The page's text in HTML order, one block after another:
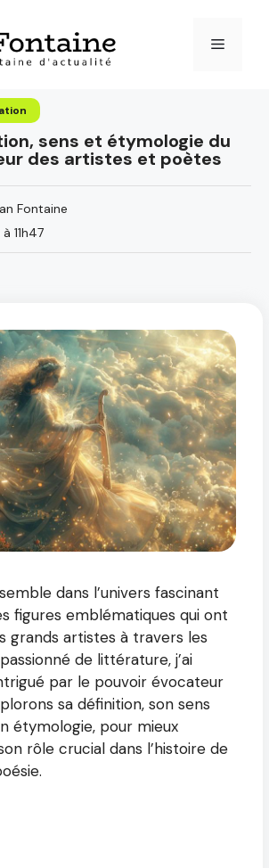
Menu
sens et étymologie du
des artistes et poètes
Fontaine
11h47
dans l’univers fascinant
figures emblématiques qui ont
grands artistes à travers les
de littérature, j’ai
par le pouvoir évocateur
sa définition, son sens
étymologie, pour mieux
rôle crucial dans l’histoire de